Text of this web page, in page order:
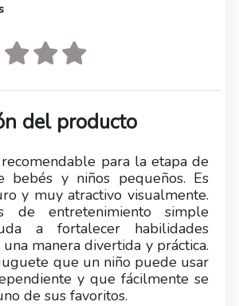
del producto
para la etapa de
bebés y niños pequeños. Es
y muy atractivo visualmente.
de entretenimiento simple
a fortalecer habilidades
manera divertida y práctica.
que un niño puede usar
y que fácilmente se
de sus favoritos.